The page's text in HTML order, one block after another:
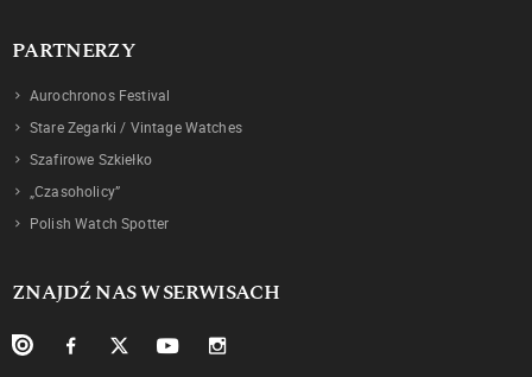
PARTNERZY
Aurochronos Festival
Stare Zegarki / Vintage Watches
Szafirowe Szkiełko
„Czasoholicy”
Polish Watch Spotter
ZNAJDŹ NAS W SERWISACH